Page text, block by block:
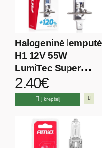
WY16W
0
WY5W
0
Halogeninė lemputė
H1 12V 55W
LumiTec Super
White +120%
2.40€
Į krepšelį